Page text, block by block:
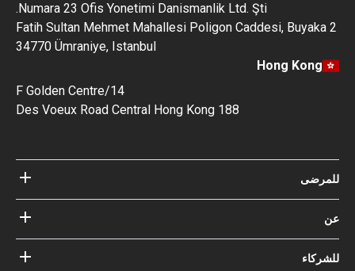
Numara 23 Ofis Yonetimi Danismanlik Ltd. Şti.
Fatih Sultan Mehmet Mahallesi Poligon Caddesi, Buyaka 2
34770 Ümraniye, Istanbul
Hong Kong
14/F Golden Centre
188 Des Voeux Road Central Hong Kong
للمرضى
مستشفيات
مدونة
عن
عن Bookimed
للشركاء